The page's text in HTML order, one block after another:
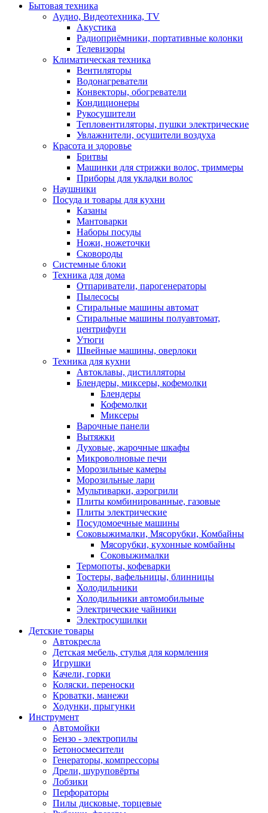
Бытовая техника
Аудио, Видеотехника, TV
Акустика
Радиоприёмники, портативные колонки
Телевизоры
Климатическая техника
Вентиляторы
Водонагреватели
Конвекторы, обогреватели
Кондиционеры
Рукосушители
Тепловентиляторы, пушки электрические
Увлажнители, осушители воздуха
Красота и здоровье
Бритвы
Машинки для стрижки волос, триммеры
Приборы для укладки волос
Наушники
Посуда и товары для кухни
Казаны
Мантоварки
Наборы посуды
Ножи, ножеточки
Сковороды
Системные блоки
Техника для дома
Отпариватели, парогенераторы
Пылесосы
Стиральные машины автомат
Стиральные машины полуавтомат,
центрифуги
Утюги
Швейные машины, оверлоки
Техника для кухни
Автоклавы, дистилляторы
Блендеры, миксеры, кофемолки
Блендеры
Кофемолки
Миксеры
Варочные панели
Вытяжки
Духовые, жарочные шкафы
Микроволновые печи
Морозильные камеры
Морозильные лари
Мультиварки, аэрогрили
Плиты комбинированные, газовые
Плиты электрические
Посудомоечные машины
Соковыжималки, Мясорубки, Комбайны
Мясорубки, кухонные комбайны
Соковыжималки
Термопоты, кофеварки
Тостеры, вафельницы, блинницы
Холодильники
Холодильники автомобильные
Электрические чайники
Электросушилки
Детские товары
Автокресла
Детская мебель, стулья для кормления
Игрушки
Качели, горки
Коляски. переноски
Кроватки, манежи
Ходунки, прыгунки
Инструмент
Автомойки
Бензо - электропилы
Бетоносмесители
Генераторы, компрессоры
Дрели, шуруповёрты
Лобзики
Перфораторы
Пилы дисковые, торцевые